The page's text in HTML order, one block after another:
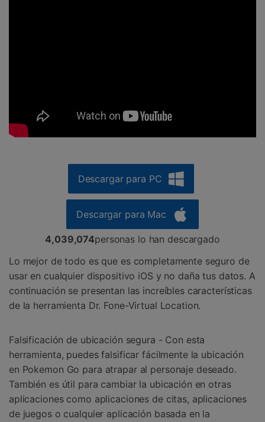
Descargar para PC
Descargar para Mac
4,039,074personas lo han descargado
Lo mejor de todo es que es completamente seguro de
usar en cualquier dispositivo iOS y no daña tus datos. A
continuación se presentan las increíbles características
de la herramienta Dr. Fone-Virtual Location.
Falsificación de ubicación segura - Con esta
herramienta, puedes falsificar fácilmente la ubicación
en Pokemon Go para atrapar al personaje deseado.
También es útil para cambiar la ubicación en otras
aplicaciones como aplicaciones de citas, aplicaciones
de juegos o cualquier aplicación basada en la